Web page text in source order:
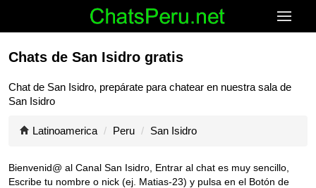
Chats de San Isidro gratis
Chat de San Isidro, prepárate para chatear en nuestra sala de
San Isidro
Latinoamerica Peru San Isidro
Bienvenid@ al Canal San Isidro , Entrar al chat es muy sencillo,
Escribe tu nombre o nick (ej. Matias-23) y pulsa en el Botón de